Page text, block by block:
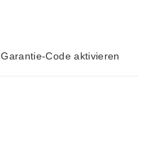
Garantie-Code aktivieren